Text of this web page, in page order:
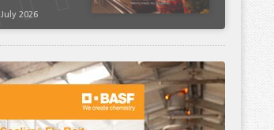
July 2026